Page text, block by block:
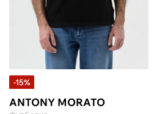
-15%
ANTONY MORATO